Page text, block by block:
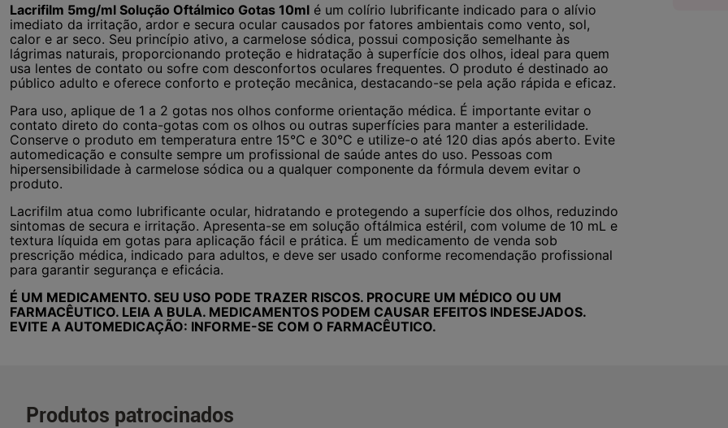
Lacrifilm 5mg/ml Solução Oftálmico Gotas 10ml é um colírio lubrificante indicado para o alívio
imediato da irritação, ardor e secura ocular causados por fatores ambientais como vento, sol,
calor e ar seco. Seu princípio ativo, a carmelose sódica, possui composição semelhante às
lágrimas naturais, proporcionando proteção e hidratação à superfície dos olhos, ideal para quem
usa lentes de contato ou sofre com desconfortos oculares frequentes. O produto é destinado ao
público adulto e oferece conforto e proteção mecânica, destacando-se pela ação rápida e eficaz.
Para uso, aplique de 1 a 2 gotas nos olhos conforme orientação médica. É importante evitar o
contato direto do conta-gotas com os olhos ou outras superfícies para manter a esterilidade.
Conserve o produto em temperatura entre 15°C e 30°C e utilize-o até 120 dias após aberto. Evite
automedicação e consulte sempre um profissional de saúde antes do uso. Pessoas com
hipersensibilidade à carmelose sódica ou a qualquer componente da fórmula devem evitar o
produto.
Lacrifilm atua como lubrificante ocular, hidratando e protegendo a superfície dos olhos, reduzindo
sintomas de secura e irritação. Apresenta-se em solução oftálmica estéril, com volume de 10 mL e
textura líquida em gotas para aplicação fácil e prática. É um medicamento de venda sob
prescrição médica, indicado para adultos, e deve ser usado conforme recomendação profissional
para garantir segurança e eficácia.
É UM MEDICAMENTO. SEU USO PODE TRAZER RISCOS. PROCURE UM MÉDICO OU UM
FARMACÊUTICO. LEIA A BULA. MEDICAMENTOS PODEM CAUSAR EFEITOS INDESEJADOS.
EVITE A AUTOMEDICAÇÃO: INFORME-SE COM O FARMACÊUTICO.
Produtos patrocinados